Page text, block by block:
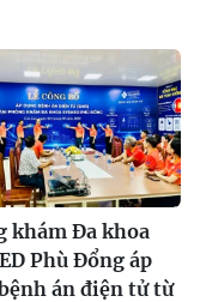
khám Đa khoa
Phù Đổng áp
án điện tử từ